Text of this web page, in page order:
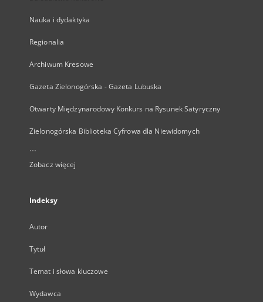
Nauka i dydaktyka
Regionalia
Archiwum Kresowe
Gazeta Zielonogórska - Gazeta Lubuska
Otwarty Międzynarodowy Konkurs na Rysunek Satyryczny
Zielonogórska Biblioteka Cyfrowa dla Niewidomych
...
Zobacz więcej
Indeksy
Autor
Tytuł
Temat i słowa kluczowe
Wydawca